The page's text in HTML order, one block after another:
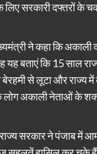
सरकारी दफ्तरों के
ने कहा कि
यह बताएं कि 15 साल
से लूटा और राज्य
लोग अकाली नेताओं के
सरकार ने पंजाब में